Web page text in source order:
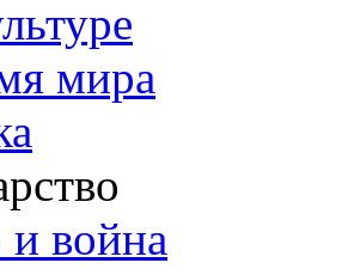
мира
война